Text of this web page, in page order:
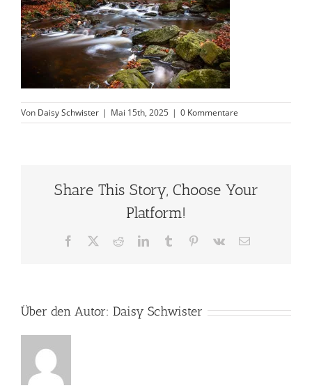
Von Daisy Schwister | Mai 15th, 2025 | 0 Kommentare
Share This Story, Choose Your
Platform!
Facebook RedditLinkedInTumblr Pinterest
Vk
E-
Über den Autor: Daisy Schwister